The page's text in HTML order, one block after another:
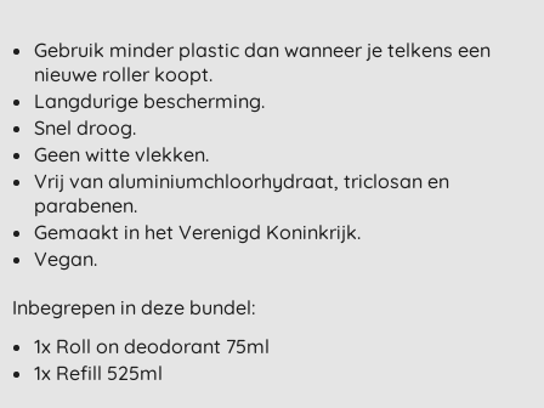
Gebruik minder plastic dan wanneer je telkens een
nieuwe roller koopt.
Langdurige bescherming.
Snel droog.
Geen witte vlekken.
Vrij van aluminiumchloorhydraat, triclosan en
parabenen.
Gemaakt in het Verenigd Koninkrijk.
Vegan.
Inbegrepen in deze bundel:
1x Roll on deodorant 75ml
1x Refill 525ml